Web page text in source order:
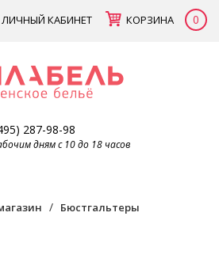
ЛИЧНЫЙ КАБИНЕТ КОРЗИНА 0
287-98-98
дням с 10 до 18 часов
Бюстгальтеры